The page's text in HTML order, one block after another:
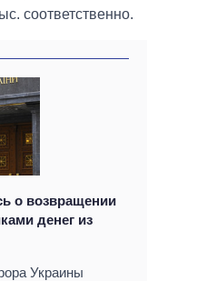
соответственно.
о возвращении
денег из
Украины